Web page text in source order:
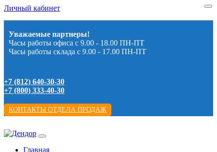
Личный кабинет
Уважаемые партнеры!
Часы работы офиса с 9.00 - 18.00 ПН-ПТ
Часы работы склада с 9.00 - 17.00 ПН-ПТ
+7 (812) 640-30-30
+7 (800) 333-40-30
КОНТАКТЫ ОТДЕЛА ПРОДАЖ
Главная